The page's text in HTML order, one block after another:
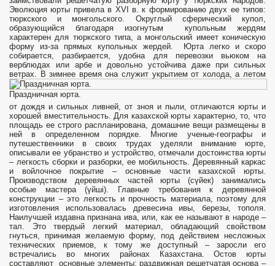
Эволюция юрты привела в XVI в. к формированию двух ее типов:
тюркского и монгольского. Округлый сферический купол,
образующийся благодаря изогнутым купольным жердям
характерен для тюркского типа, а монгольский имеет коническую
форму из-за прямых купольных жердей. Юрта легко и скоро
собирается, разбирается, удобна для перевозки вьюком на
верблюдах или арбе и довольно устойчива даже при сильных
ветрах.
Праздничная юрта.
В зимнее время она служит укрытием от холода, а летом
от дождя и сильных ливней, от зноя и пыли, отличаются юрты и
хорошей вместительность. Для казахской юрты характерно, то, что
площадь ее строго распланирована, домашние вещи размещены в
ней в определенном порядке. Многие ученые-географы и
путешественники в своих трудах уделяли внимание юрте,
описывали ее убранство и устройство, отмечали достоинства юрты
– легкость сборки и разборки, ее мобильность. Деревянный каркас
и войлочное покрытие – основные части казахской юрты.
Производством деревянных частей юрты (сүйек) занимались
особые мастера (үйші). Главные требования к деревянной
конструкции – это легкость и прочность материала, поэтому для
изготовления использовалась древесина ивы, березы, тополя.
Наилучшей издавна признана ива, или, как ее называют в народе –
тал. Это твердый легкий материал, обладающий свойством
гнуться, принимая желаемую форму, под действием несложных
технических приемов, к тому же доступный – заросли его
встречались во многих районах Казахстана. Остов юрты
составляют основные элементы: раздвижная решетчатая основа –